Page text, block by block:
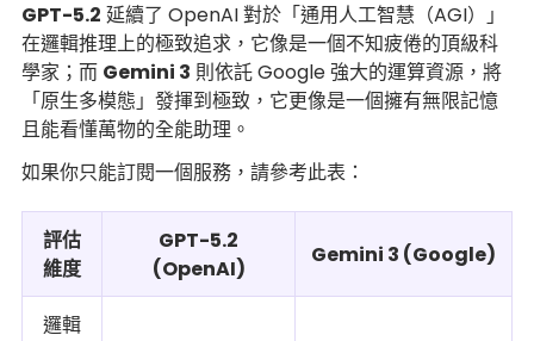
GPT-5.2 延續了 OpenAI 對於「通用人工智慧（AGI）」
在邏輯推理上的極致追求，它像是一個不知疲倦的頂級科
學家；而 Gemini 3 則依託 Google 強大的運算資源，將
「原生多模態」發揮到極致，它更像是一個擁有無限記憶
且能看懂萬物的全能助理。
如果你只能訂閱一個服務，請參考此表：
評估
維度
GPT-5.2
(OpenAI)
Gemini 3 (Google)
邏輯